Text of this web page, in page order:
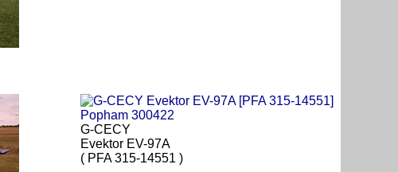
G-CECY
Evektor EV-97A
( PFA 315-14551 )